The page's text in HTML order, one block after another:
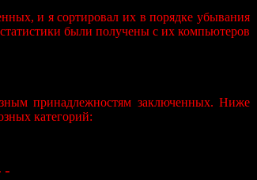
и я сортировал их в порядке убывания
были получены с их компьютеров
принадлежностям заключенных. Ниже
категорий: